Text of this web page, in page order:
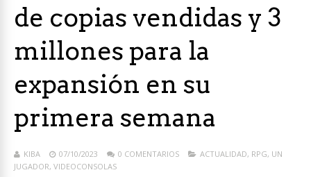
de copias vendidas y 3
millones para la
expansión en su
primera semana
KIBA 07/10/2023 0 COMENTARIOS ACTUALIDAD, RPG, UN
JUGADOR, VIDEOCONSOLAS